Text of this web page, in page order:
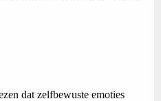
dat zelfbewuste emoties